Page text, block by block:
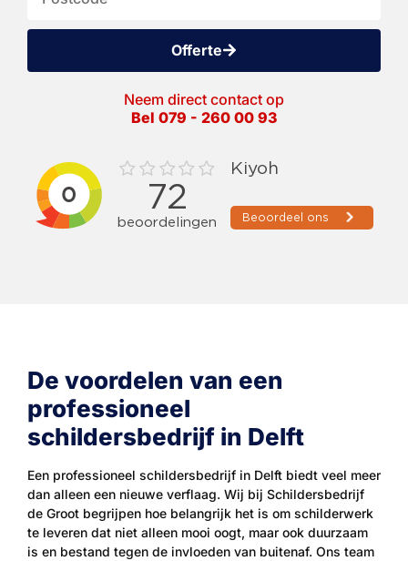
Offerte
Neem direct contact op
Bel 079 - 260 00 93
De voordelen van een
professioneel
schildersbedrijf in Delft
Een professioneel schildersbedrijf in Delft biedt veel meer
dan alleen een nieuwe verflaag. Wij bij Schildersbedrijf
de Groot begrijpen hoe belangrijk het is om schilderwerk
te leveren dat niet alleen mooi oogt, maar ook duurzaam
is en bestand tegen de invloeden van buitenaf. Ons team